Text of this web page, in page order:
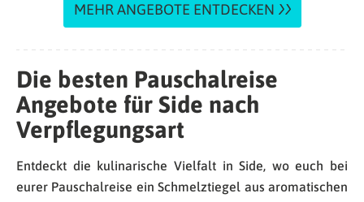
MEHR ANGEBOTE ENTDECKEN
Die besten Pauschalreise
Angebote für Side nach
Verpflegungsart
Entdeckt die kulinarische Vielfalt in Side, wo euch bei
eurer Pauschalreise ein Schmelztiegel aus aromatischen